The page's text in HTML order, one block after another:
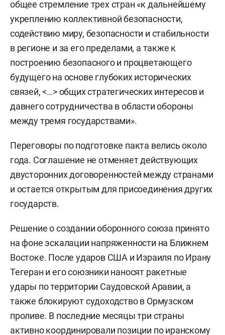
общее стремление трех стран «к дальнейшему
укреплению коллективной безопасности,
содействию миру, безопасности и стабильности
в регионе и за его пределами, а также к
построению безопасного и процветающего
будущего на основе глубоких исторических
связей, <…> общих стратегических интересов и
давнего сотрудничества в области обороны
между тремя государствами».
Переговоры по подготовке пакта велись около
года. Соглашение не отменяет действующих
двусторонних договоренностей между странами
и остается открытым для присоединения других
государств.
Решение о создании оборонного союза принято
на фоне эскалации напряженности на Ближнем
Востоке. После ударов США и Израиля по Ирану
Тегеран и его союзники наносят ракетные
удары по территории Саудовской Аравии, а
также блокируют судоходство в Ормузском
проливе. В последние месяцы три страны
активно координировали позиции по иранскому